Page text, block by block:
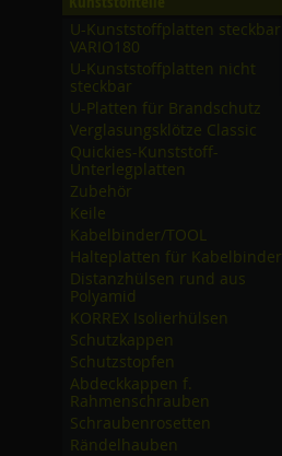
U-Kunststoffplatten steckbar
VARIO180
U-Kunststoffplatten nicht
steckbar
U-Platten für Brandschutz
Verglasungsklötze Classic
Quickies-Kunststoff-
Unterlegplatten
Zubehör
Keile
Kabelbinder/­TOOL
Halteplatten für Kabelbinder
Distanzhülsen rund aus
Polyamid
KORREX Isolierhülsen
Schutzkappen
Schutzstopfen
Abdeckkappen f.
Rahmenschrauben
Schraubenrosetten
Rändelhauben